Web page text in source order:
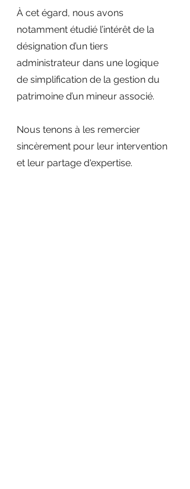
À cet égard, nous avons
notamment étudié l’intérêt de la
désignation d’un tiers
administrateur dans une logique
de simplification de la gestion du
patrimoine d’un mineur associé.
Nous tenons à les remercier
sincèrement pour leur intervention
et leur partage d'expertise.